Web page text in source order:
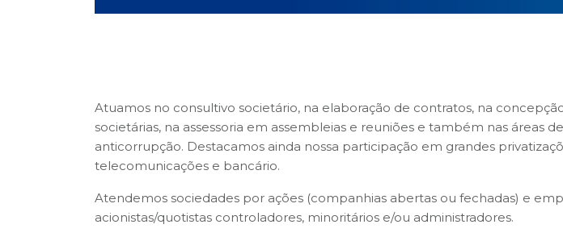
Atuamos no consultivo societário, na elaboração de contratos, na
societárias, na assessoria em assembleias e reuniões e também nas áreas
anticorrupção. Destacamos ainda nossa participação em grandes
telecomunicações e bancário.
Atendemos sociedades por ações (companhias abertas ou fechadas) e
acionistas/quotistas controladores, minoritários e/ou administradores.